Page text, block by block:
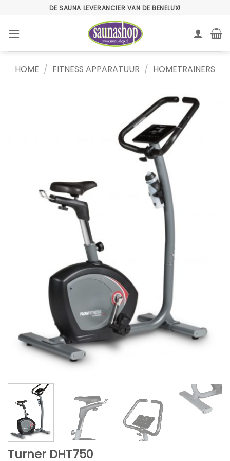
inhoud
DE SAUNA LEVERANCIER VAN DE BENELUX!
HOME / FITNESS APPARATUUR / HOMETRAINERS
Turner DHT750